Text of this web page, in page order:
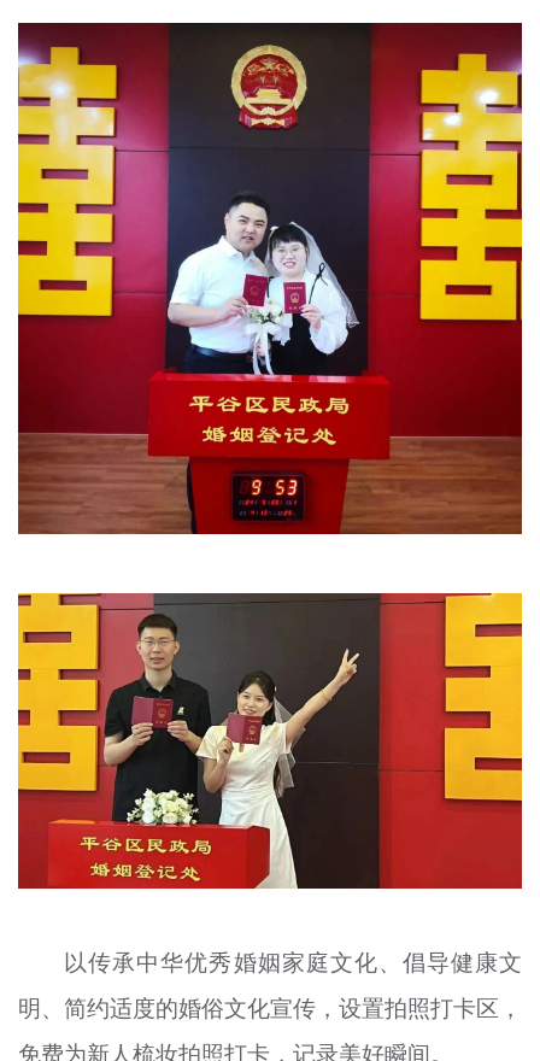
以传承中华优秀婚姻家庭文化、倡导健康文
明、简约适度的婚俗文化宣传，设置拍照打卡区，
免费为新人梳妆拍照打卡，记录美好瞬间。